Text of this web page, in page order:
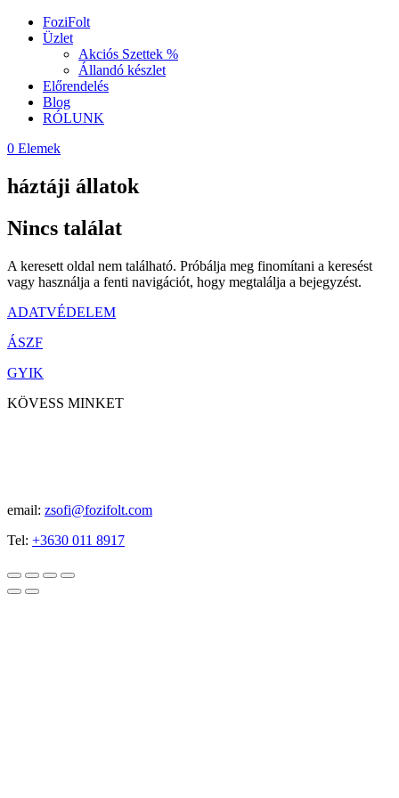
FoziFolt
Üzlet
Akciós Szettek %
Állandó készlet
Előrendelés
Blog
RÓLUNK
0 Elemek
háztáji állatok
Nincs találat
A keresett oldal nem található. Próbálja meg finomítani a keresést
vagy használja a fenti navigációt, hogy megtalálja a bejegyzést.
ADATVÉDELEM
ÁSZF
GYIK
KÖVESS MINKET
email: zsofi@fozifolt.com
Tel: +3630 011 8917